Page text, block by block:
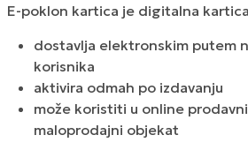
E-poklon kartica je digitalna
dostavlja elektronskim putem
korisnika
aktivira odmah po izdavanju
može koristiti u online
maloprodajni objekat